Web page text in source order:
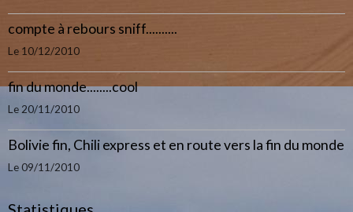
compte à rebours sniff..........
Le 10/12/2010
fin du monde........cool
Le 20/11/2010
Bolivie fin, Chili express et en route vers la fin du monde
Le 09/11/2010